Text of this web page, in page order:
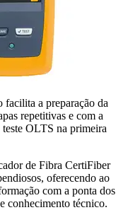
a preparação da
repetitivas e com a
teste OLTS na primeira
de Fibra CertiFiber
oferecendo ao
com a ponta dos
conhecimento técnico.